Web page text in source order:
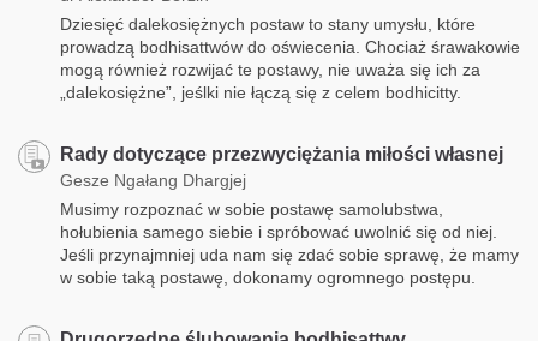
Dziesięć dalekosiężnych postaw to stany umysłu, które
prowadzą bodhisattwów do oświecenia. Chociaż śrawakowie
mogą również rozwijać te postawy, nie uważa się ich za
„dalekosiężne”, jeślki nie łączą się z celem bodhicitty.
Rady dotyczące przezwyciężania miłości własnej
Gesze Ngałang Dhargjej
Musimy rozpoznać w sobie postawę samolubstwa,
hołubienia samego siebie i spróbować uwolnić się od niej.
Jeśli przynajmniej uda nam się zdać sobie sprawę, że mamy
w sobie taką postawę, dokonamy ogromnego postępu.